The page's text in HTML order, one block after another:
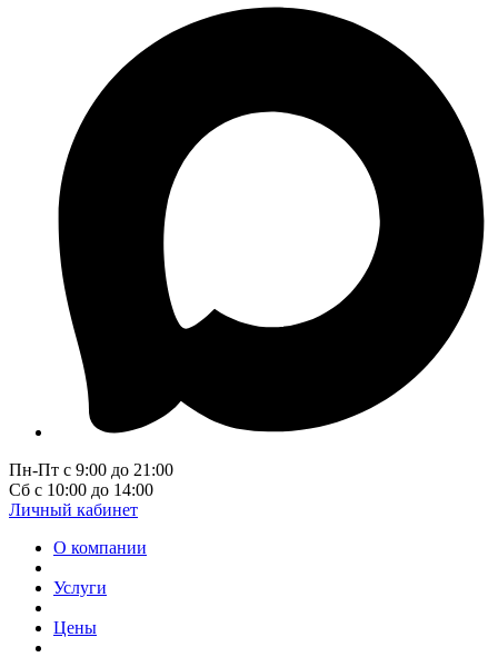
Пн-Пт с 9:00 до 21:00
Сб с 10:00 до 14:00
Личный кабинет
О компании
Услуги
Цены